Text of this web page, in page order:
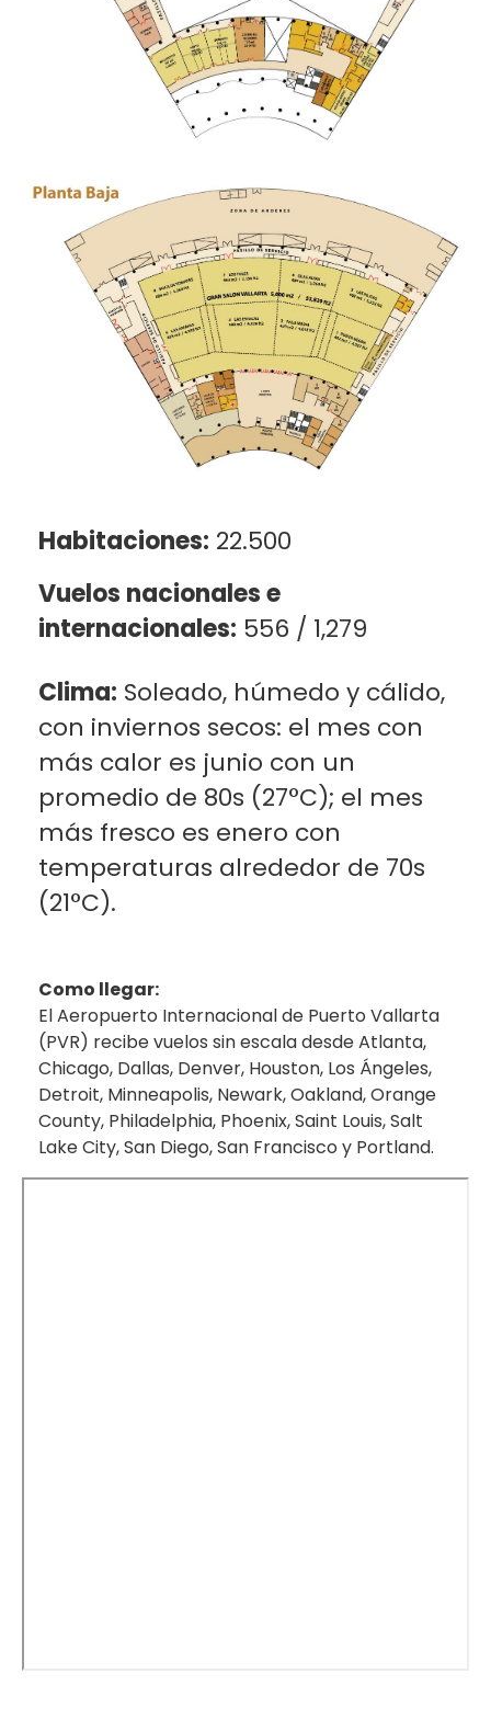
Habitaciones: 22.500
Vuelos nacionales e
internacionales: 556 / 1,279
Clima: Soleado, húmedo y cálido,
con inviernos secos: el mes con
más calor es junio con un
promedio de 80s (27°C); el mes
más fresco es enero con
temperaturas alrededor de 70s
(21°C).
Como llegar:
El Aeropuerto Internacional de Puerto Vallarta
(PVR) recibe vuelos sin escala desde Atlanta,
Chicago, Dallas, Denver, Houston, Los Ángeles,
Detroit, Minneapolis, Newark, Oakland, Orange
County, Philadelphia, Phoenix, Saint Louis, Salt
Lake City, San Diego, San Francisco y Portland.